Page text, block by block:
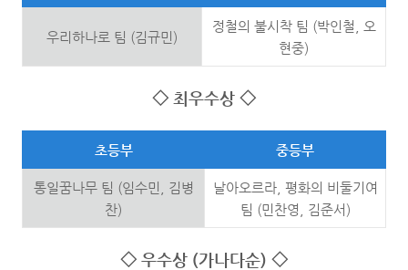
우리하나로 팀 (김규민)
정철의 불시착 팀 (박인철, 오
현중)
◇ 최우수상 ◇
초등부 중등부
통일꿈나무 팀 (임수민, 김병
찬)
날아오르라, 평화의 비둘기여
팀 (민찬영, 김준서)
◇ 우수상 (가나다순) ◇